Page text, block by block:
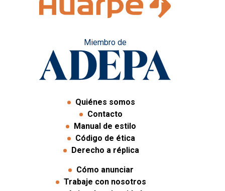
Miembro de
Quiénes somos
Contacto
Manual de estilo
Código de ética
Derecho a réplica
Cómo anunciar
Trabaje con nosotros